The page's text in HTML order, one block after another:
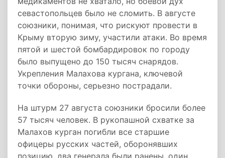
севастопольцев было не сломить. В августе
союзники, понимая, что рискуют провести в
Крыму вторую зиму, участили атаки. Во время
пятой и шестой бомбардировок по городу
было выпущено до 150 тысяч снарядов.
Укрепления Малахова кургана, ключевой
точки обороны, серьезно пострадали.
На штурм 27 августа союзники бросили более
57 тысяч человек. В рукопашной схватке за
Малахов курган погибли все старшие
офицеры русских частей, оборонявших
позицию, два генерала были ранены, один